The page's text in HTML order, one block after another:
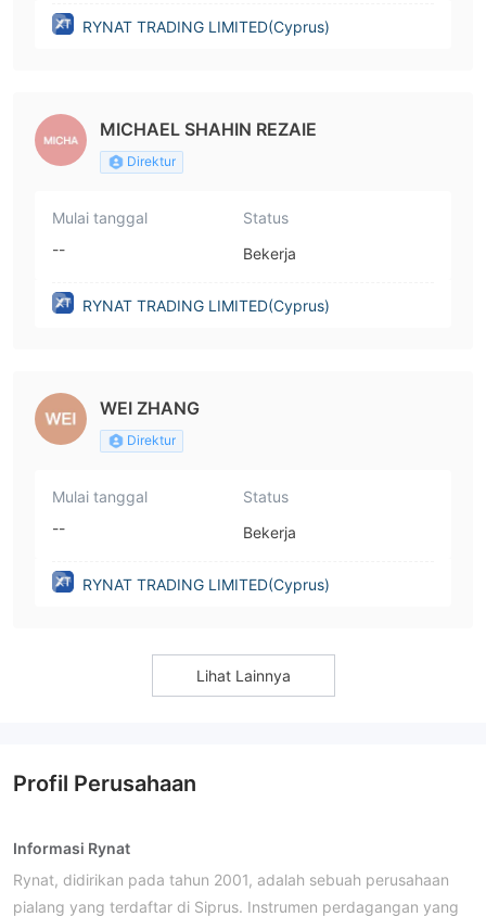
RYNAT TRADING LIMITED(Cyprus)
MICHAEL SHAHIN REZAIE
Direktur
Mulai tanggal
--
Status
Bekerja
RYNAT TRADING LIMITED(Cyprus)
WEI ZHANG
Direktur
Mulai tanggal
--
Status
Bekerja
RYNAT TRADING LIMITED(Cyprus)
Lihat Lainnya
Profil Perusahaan
Informasi Rynat
Rynat, didirikan pada tahun 2001, adalah sebuah perusahaan
pialang yang terdaftar di Siprus. Instrumen perdagangan yang